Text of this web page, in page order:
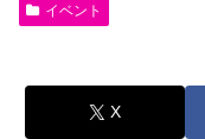
イベント
X